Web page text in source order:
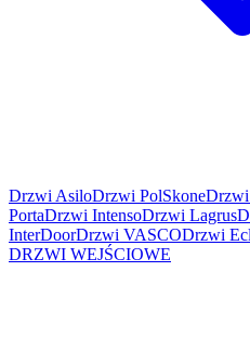
Drzwi AsiloDrzwi PolSkone
PortaDrzwi IntensoDrzwi Lagrus
InterDoorDrzwi VASCODrzwi
DRZWI WEJŚCIOWE